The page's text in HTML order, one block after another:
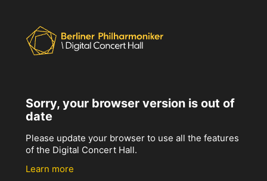
Sorry, your browser version is out of
date
Please update your browser to use all the features
of the Digital Concert Hall.
Learn more